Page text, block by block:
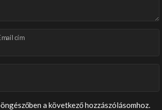
cím
a következő hozzászólásomhoz.